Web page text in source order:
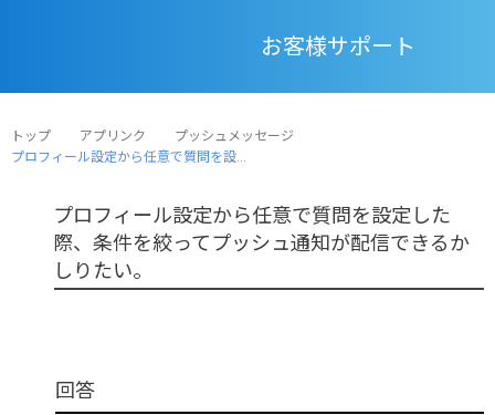
お客様サポート
トップ アプリンク
プッシュメッセージ
プロフィール設定から任意で質問を設...
プロフィール設定から任意で質問を設定した
際、条件を絞ってプッシュ通知が配信できるか
しりたい。